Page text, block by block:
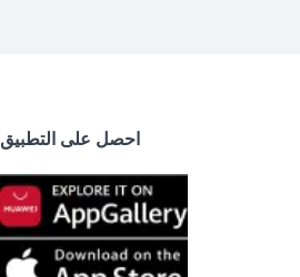
احصل على التطبيق